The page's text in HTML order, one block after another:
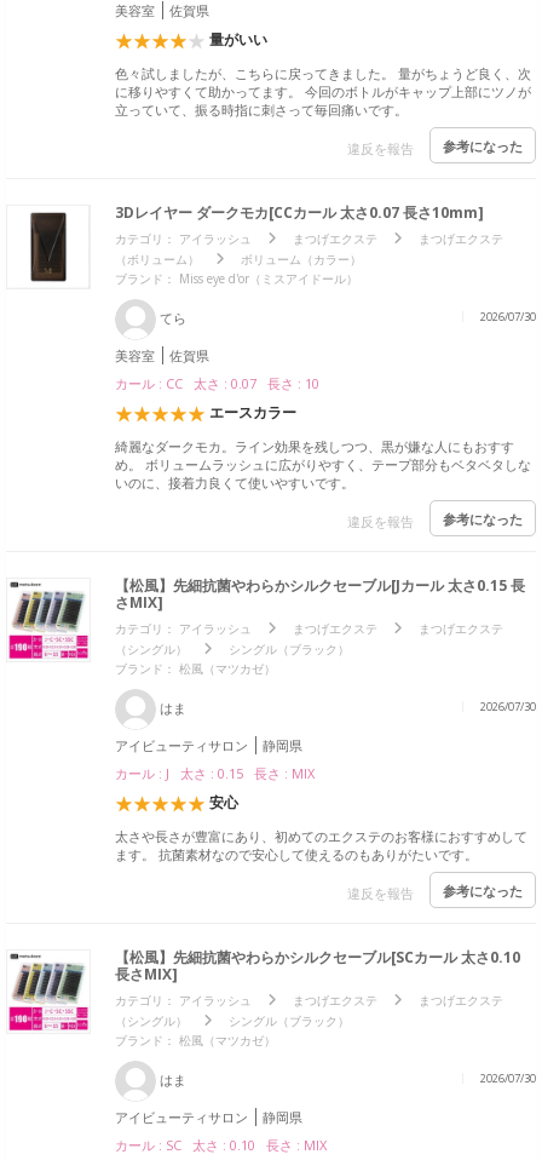
美容室 佐賀県
量がいい
色々試しましたが、こちらに戻ってきました。 量がちょうど良く、次
に移りやすくて助かってます。 今回のボトルがキャップ上部にツノが
立っていて、振る時指に刺さって毎回痛いです。
違反を報告 参考になった
3Dレイヤー ダークモカ[CCカール 太さ0.07 長さ10mm]
カテゴリ： アイラッシュ まつげエクステ
まつげエクステ
（ボリューム）
ボリューム（カラー）
ブランド： Miss eye d'or（ミスアイドール）
てら 2026/07/30
美容室
佐賀県
カール : CC 太さ : 0.07 長さ : 10
エースカラー
綺麗なダークモカ。ライン効果を残しつつ、黒が嫌な人にもおすす
め。 ボリュームラッシュに広がりやすく、テープ部分もベタベタしな
いのに、接着力良くて使いやすいです。
違反を報告 参考になった
【松風】先細抗菌やわらかシルクセーブル[Jカール 太さ0.15 長
さMIX]
カテゴリ： アイラッシュ まつげエクステ
まつげエクステ
（シングル）
シングル（ブラック）
ブランド： 松風（マツカゼ）
はま 2026/07/30
アイビューティサロン
静岡県
カール : J 太さ : 0.15 長さ : MIX
安心
太さや長さが豊富にあり、初めてのエクステのお客様におすすめして
ます。 抗菌素材なので安心して使えるのもありがたいです。
違反を報告 参考になった
【松風】先細抗菌やわらかシルクセーブル[SCカール 太さ0.10
長さMIX]
カテゴリ： アイラッシュ まつげエクステ
まつげエクステ
（シングル）
シングル（ブラック）
ブランド： 松風（マツカゼ）
はま 2026/07/30
アイビューティサロン
静岡県
カール : SC 太さ : 0.10 長さ : MIX